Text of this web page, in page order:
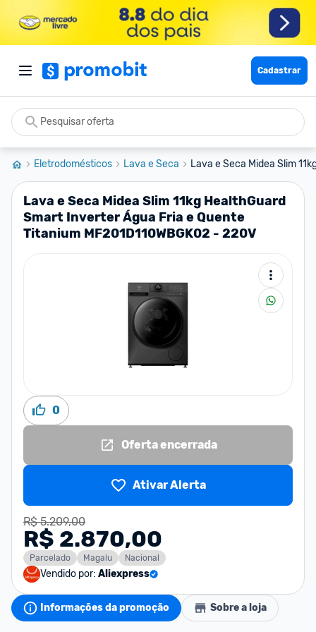
Cadastrar
Eletrodomésticos Lava e Seca Lava e Seca Midea Slim
Lava e Seca Midea Slim 11kg HealthGuard
Smart Inverter Água Fria e Quente
Titanium MF201D110WBGK02 - 220V
0
Oferta encerrada
Ativar Alerta
R$ 5.209,00
R$ 2.870,00
Parcelado Magalu Nacional
Vendido por: Aliexpress
Informações da promoção Sobre a loja